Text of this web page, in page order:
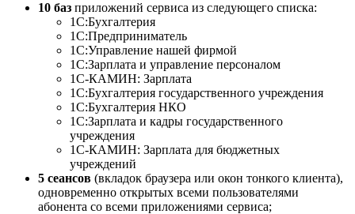
10 баз приложений сервиса из следующего списка:
1C:Бухгалтерия
1С:Предприниматель
1С:Управление нашей фирмой
1С:Зарплата и управление персоналом
1С-КАМИН: Зарплата
1С:Бухгалтерия государственного учреждения
1C:Бухгалтерия НКО
1С:Зарплата и кадры государственного
учреждения
1С-КАМИН: Зарплата для бюджетных
учреждений
5 сеансов (вкладок браузера или окон тонкого клиента),
одновременно открытых всеми пользователями
абонента со всеми приложениями сервиса;